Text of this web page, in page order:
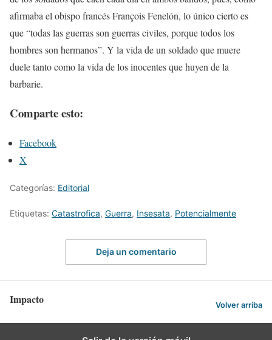
afirmaba el obispo francés François Fenelón, lo único cierto es
que “todas las guerras son guerras civiles, porque todos los
hombres son hermanos”. Y la vida de un soldado que muere
duele tanto como la vida de los inocentes que huyen de la
barbarie.
Comparte esto:
Facebook
X
Categorías: Editorial
Etiquetas: Catastrofica, Guerra, Insesata, Potencialmente
Deja un comentario
Impacto Volver arriba